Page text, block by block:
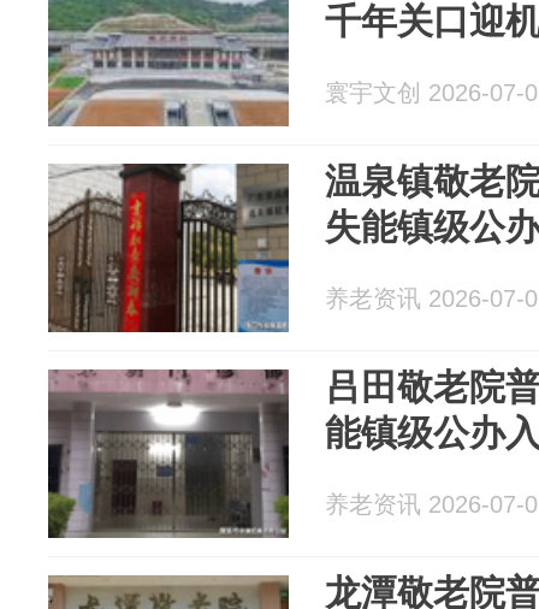
千年关口迎
寰宇文创 2026-07-
温泉镇敬老
失能镇级公
养老资讯 2026-07-
吕田敬老院
能镇级公办
养老资讯 2026-07-
龙潭敬老院